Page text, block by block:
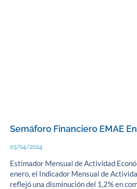
Semáforo Financiero EMAE
03/04/2024
Estimador Mensual de Actividad
enero, el Indicador Mensual de
reflejó una disminución del 1,2% en